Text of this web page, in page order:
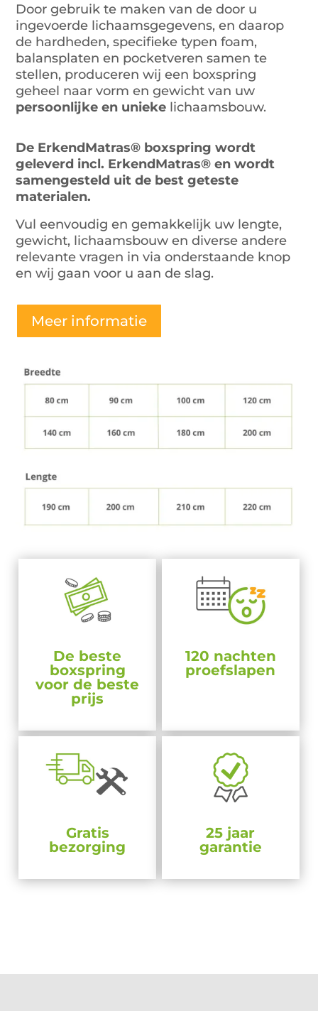
Door gebruik te maken van de door u
ingevoerde lichaamsgegevens, en daarop
de hardheden, specifieke typen foam,
balansplaten en pocketveren samen te
stellen, produceren wij een boxspring
geheel naar vorm en gewicht van uw
persoonlijke en unieke lichaamsbouw.
De ErkendMatras® boxspring wordt
geleverd incl. ErkendMatras® en wordt
samengesteld uit de best geteste
materialen.
Vul eenvoudig en gemakkelijk uw lengte,
gewicht, lichaamsbouw en diverse andere
relevante vragen in via onderstaande knop
en wij gaan voor u aan de slag.
Meer informatie
De beste
boxspring
voor de beste
prijs
120 nachten
proefslapen
Gratis
bezorging
25 jaar
garantie